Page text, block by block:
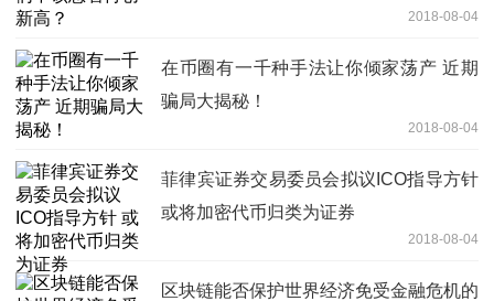
2018-08-04
在币圈有一千种手法让你倾家荡产 近期
骗局大揭秘！
2018-08-04
菲律宾证券交易委员会拟议ICO指导方针
或将加密代币归类为证券
2018-08-04
区块链能否保护世界经济免受金融危机的